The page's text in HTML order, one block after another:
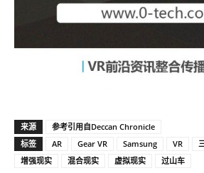
来源
参考引用自Deccan Chronicle
标签
AR Gear VR Samsung VR
增强现实
混合现实 虚拟现实 过山车